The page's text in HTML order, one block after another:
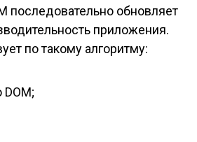
последовательно обновляет
приложения.
по такому алгоритму: